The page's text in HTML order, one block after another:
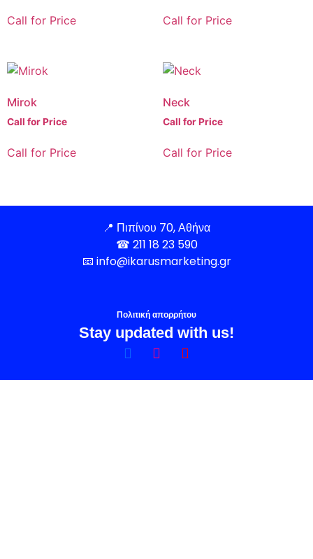
Call for Price Call for Price
Mirok
Call for Price
Call for Price
Neck
Call for Price
Call for Price
📍 Πιπίνου 70, Αθήνα
☎ 211 18 23 590
📧 info@ikarusmarketing.gr
Πολιτική απορρήτου
Stay updated with us!